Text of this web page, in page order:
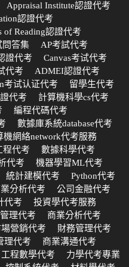
Appraisal Institute認證代考
認證代考
of Reading認證代考
問答集
AP考試代考
證代考
Canvas考试代考
代考
ADMEI認證代考
考试认证代考
留學生代考
代考
計算機科學cs代考
編程代碼代考
數據庫系統database代考
機網絡network代考服務
程代考
數據科學代考
代考
機器學習ML代考
統計建模代考
Python代考
分析代考
公司金融代考
代考
投資學代考服務
理代考
商業分析代考
營銷代考
財務管理代考
理代考
商業溝通代考
工程數學代考
力學代考專業